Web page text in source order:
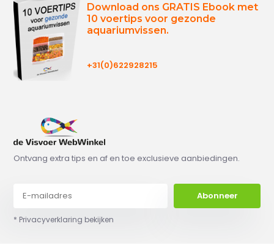
Download ons GRATIS Ebook met
10 voertips voor gezonde
aquariumvissen.
+31(0)622928215
Ontvang extra tips en af en toe exclusieve aanbiedingen.
Abonneer
* Privacyverklaring bekijken